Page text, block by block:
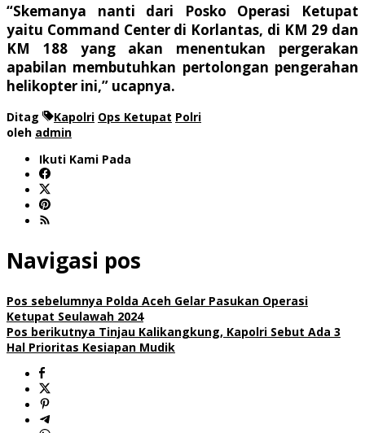
“Skemanya nanti dari Posko Operasi Ketupat
yaitu Command Center di Korlantas, di KM 29 dan
KM 188 yang akan menentukan pergerakan
apabilan membutuhkan pertolongan pengerahan
helikopter ini,” ucapnya.
Ditag Kapolri Ops Ketupat Polri
oleh admin
Ikuti Kami Pada
Navigasi pos
Pos sebelumnya Polda Aceh Gelar Pasukan Operasi
Ketupat Seulawah 2024
Pos berikutnya Tinjau Kalikangkung, Kapolri Sebut Ada 3
Hal Prioritas Kesiapan Mudik